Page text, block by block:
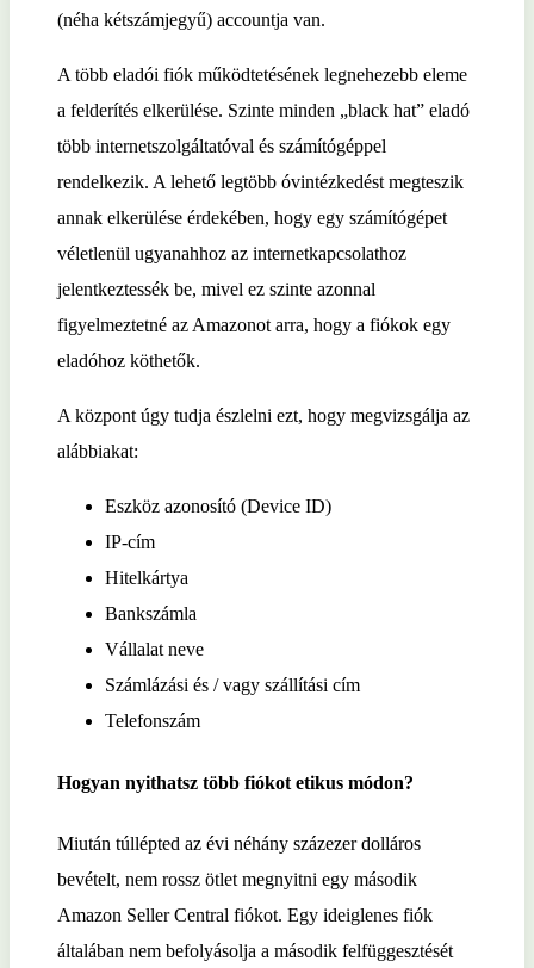
(néha kétszámjegyű) accountja van.
A több eladói fiók működtetésének legnehezebb eleme
a felderítés elkerülése. Szinte minden „black hat” eladó
több internetszolgáltatóval és számítógéppel
rendelkezik. A lehető legtöbb óvintézkedést megteszik
annak elkerülése érdekében, hogy egy számítógépet
véletlenül ugyanahhoz az internetkapcsolathoz
jelentkeztessék be, mivel ez szinte azonnal
figyelmeztetné az Amazonot arra, hogy a fiókok egy
eladóhoz köthetők.
A központ úgy tudja észlelni ezt, hogy megvizsgálja az
alábbiakat:
Eszköz azonosító (Device ID)
IP-cím
Hitelkártya
Bankszámla
Vállalat neve
Számlázási és / vagy szállítási cím
Telefonszám
Hogyan nyithatsz több fiókot etikus módon?
Miután túllépted az évi néhány százezer dolláros
bevételt, nem rossz ötlet megnyitni egy második
Amazon Seller Central fiókot. Egy ideiglenes fiók
általában nem befolyásolja a második felfüggesztését